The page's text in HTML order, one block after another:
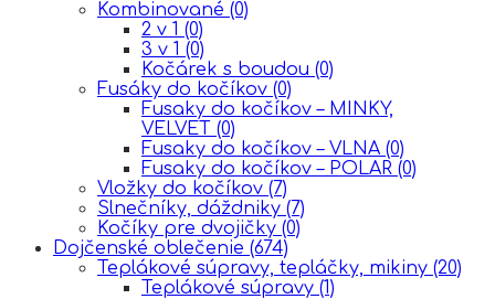
Kombinované (0)
2 v 1 (0)
3 v 1 (0)
Kočárek s boudou (0)
Fusáky do kočíkov (0)
Fusaky do kočíkov – MINKY,
VELVET (0)
Fusaky do kočíkov – VLNA (0)
Fusaky do kočíkov – POLAR (0)
Vložky do kočíkov (7)
Slnečníky, dáždniky (7)
Kočíky pre dvojičky (0)
Dojčenské oblečenie (674)
Teplákové súpravy, tepláčky, mikiny (20)
Teplákové súpravy (1)